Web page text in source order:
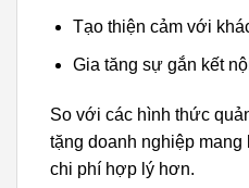
Tạo thiện cảm với
Gia tăng sự gắn kết
So với các hình thức
tặng doanh nghiệp
chi phí hợp lý hơn.